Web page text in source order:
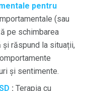
pentru
(sau
pe schimbarea
și răspund la situații,
și sentimente.
: Terapia cu